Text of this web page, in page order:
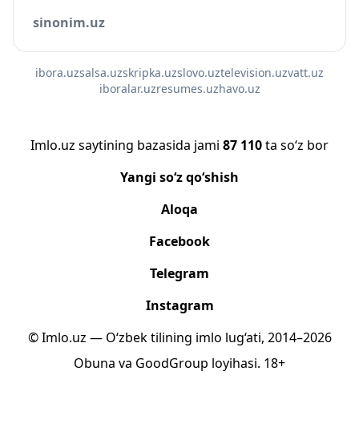
sinonim.uz
ibora.uzsalsa.uzskripka.uzslovo.uztelevision.uzvatt.uz
iboralar.uzresumes.uzhavo.uz
Imlo.uz saytining bazasida jami 87 110ta so‘z bor
Yangi so‘z qo‘shish
Aloqa
Facebook
Telegram
Instagram
© Imlo.uz — O‘zbek tilining imlo lug‘ati, 2014–2026
Obuna va GoodGroup loyihasi. 18+